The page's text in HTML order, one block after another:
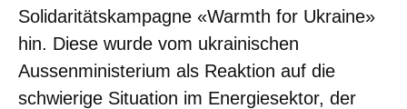
Solidaritätskampagne «Warmth for Ukraine»
hin. Diese wurde vom ukrainischen
Aussenministerium als Reaktion auf die
schwierige Situation im Energiesektor, der